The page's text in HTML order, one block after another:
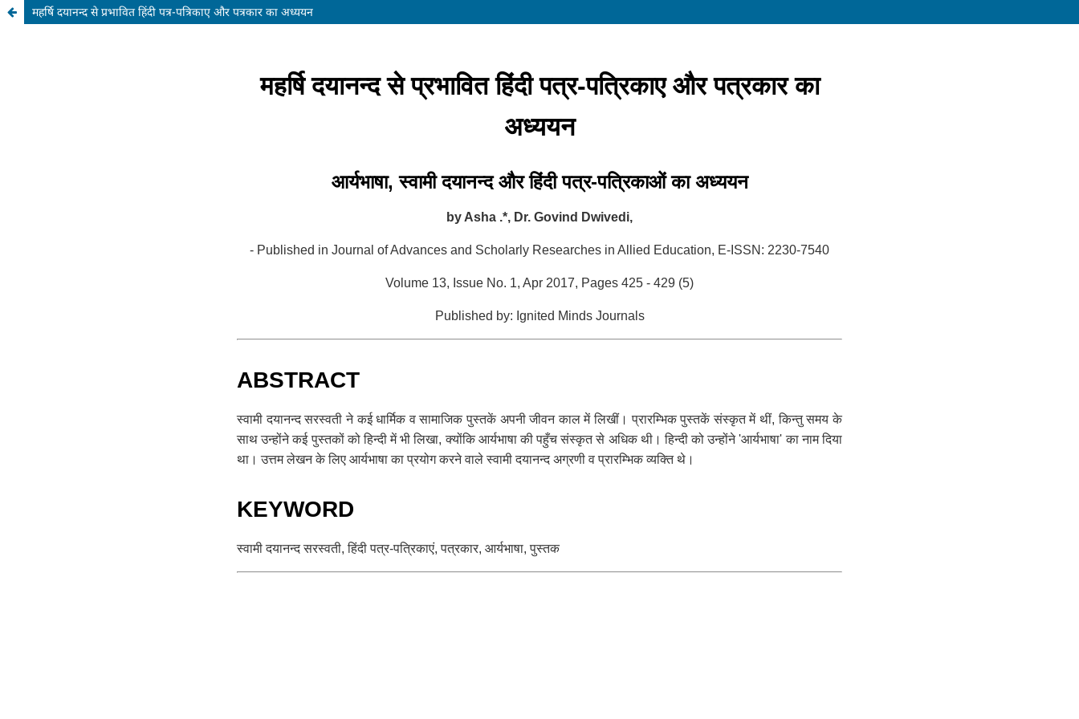
महर्षि दयानन्द से प्रभावित हिंदी पत्र-पत्रिकाए और पत्रकार का अध्ययन